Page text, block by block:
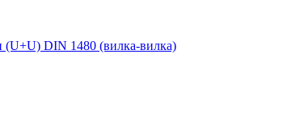
(U+U) DIN 1480 (вилка-вилка)